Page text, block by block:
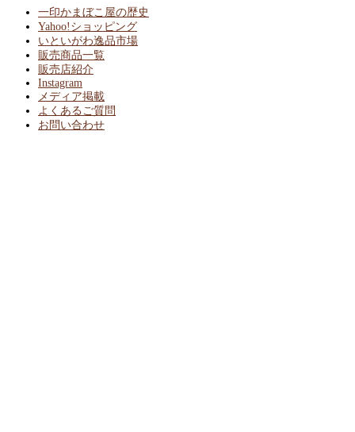
一印かまぼこ屋の歴史
Yahoo!ショッピング
いといがわ逸品市場
販売商品一覧
販売店紹介
Instagram
メディア掲載
よくあるご質問
お問い合わせ